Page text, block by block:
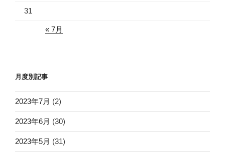
31
« 7月
月度別記事
2023年7月 (2)
2023年6月 (30)
2023年5月 (31)